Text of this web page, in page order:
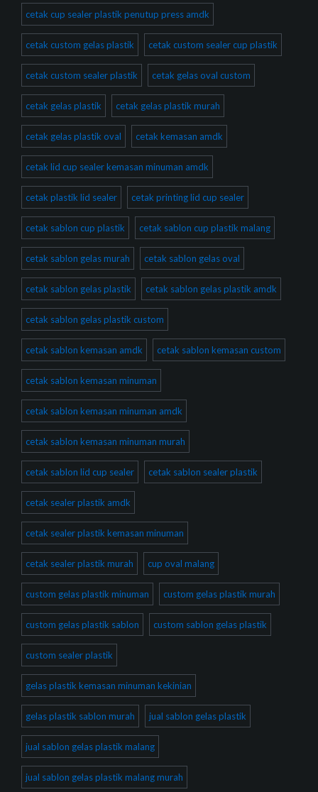
cetak cup sealer plastik penutup press amdk
cetak custom gelas plastik cetak custom sealer cup plastik
cetak custom sealer plastik cetak gelas oval custom
cetak gelas plastik cetak gelas plastik murah
cetak gelas plastik oval cetak kemasan amdk
cetak lid cup sealer kemasan minuman amdk
cetak plastik lid sealer cetak printing lid cup sealer
cetak sablon cup plastik cetak sablon cup plastik malang
cetak sablon gelas murah cetak sablon gelas oval
cetak sablon gelas plastik cetak sablon gelas plastik amdk
cetak sablon gelas plastik custom
cetak sablon kemasan amdk cetak sablon kemasan custom
cetak sablon kemasan minuman
cetak sablon kemasan minuman amdk
cetak sablon kemasan minuman murah
cetak sablon lid cup sealer cetak sablon sealer plastik
cetak sealer plastik amdk
cetak sealer plastik kemasan minuman
cetak sealer plastik murah cup oval malang
custom gelas plastik minuman custom gelas plastik murah
custom gelas plastik sablon custom sablon gelas plastik
custom sealer plastik
gelas plastik kemasan minuman kekinian
gelas plastik sablon murah jual sablon gelas plastik
jual sablon gelas plastik malang
jual sablon gelas plastik malang murah